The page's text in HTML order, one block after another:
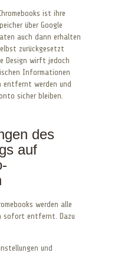
ist ihre
über Google
auch dann erhalten
zurückgesetzt
Design wirft jedoch
Informationen
entfernt werden und
sicher bleiben.
des
auf
werden alle
sofort entfernt. Dazu
und